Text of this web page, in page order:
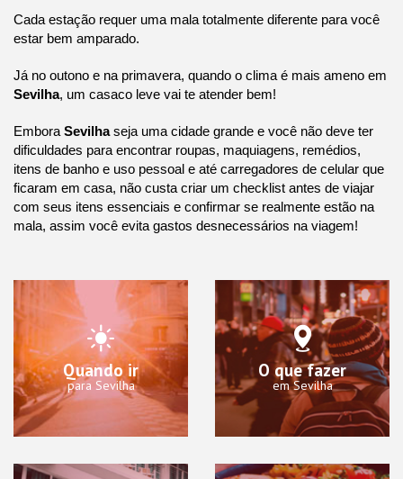
Cada estação requer uma mala totalmente diferente para você
estar bem amparado.
Já no outono e na primavera, quando o clima é mais ameno em
Sevilha, um casaco leve vai te atender bem!
Embora Sevilhaseja uma cidade grande e você não deve ter
dificuldades para encontrar roupas, maquiagens, remédios,
itens de banho e uso pessoal e até carregadores de celular que
ficaram em casa, não custa criar um checklist antes de viajar
com seus itens essenciais e confirmar se realmente estão na
mala, assim você evita gastos desnecessários na viagem!
Quando ir
para Sevilha
O que fazer
em Sevilha